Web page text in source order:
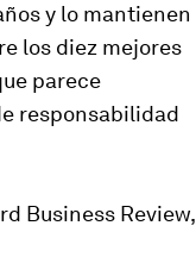
y lo mantienen
los diez mejores
parece
responsabilidad
Business Review,